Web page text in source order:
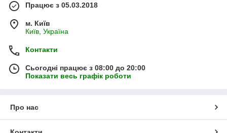
Працює з 05.03.2018
м. Київ
Київ, Україна
Контакти
Сьогодні працює з 08:00 до 20:00
Показати весь графік роботи
Про нас